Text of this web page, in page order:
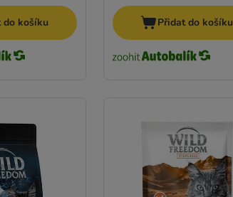
do košíku Přidat do košíku